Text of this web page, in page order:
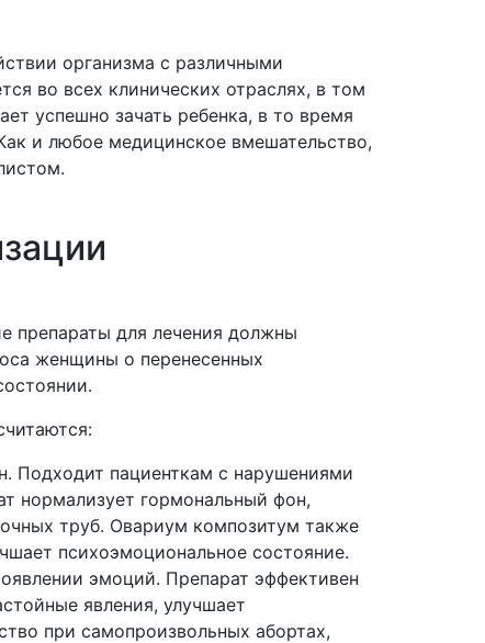
организма с различными
во всех клинических отраслях, в том
успешно зачать ребенка, в то время
и любое медицинское вмешательство,
препараты для лечения должны
женщины о перенесенных
Подходит пациенткам с нарушениями
нормализует гормональный фон,
труб. Овариум композитум также
психоэмоциональное состояние.
эмоций. Препарат эффективен
явления, улучшает
при самопроизвольных абортах,